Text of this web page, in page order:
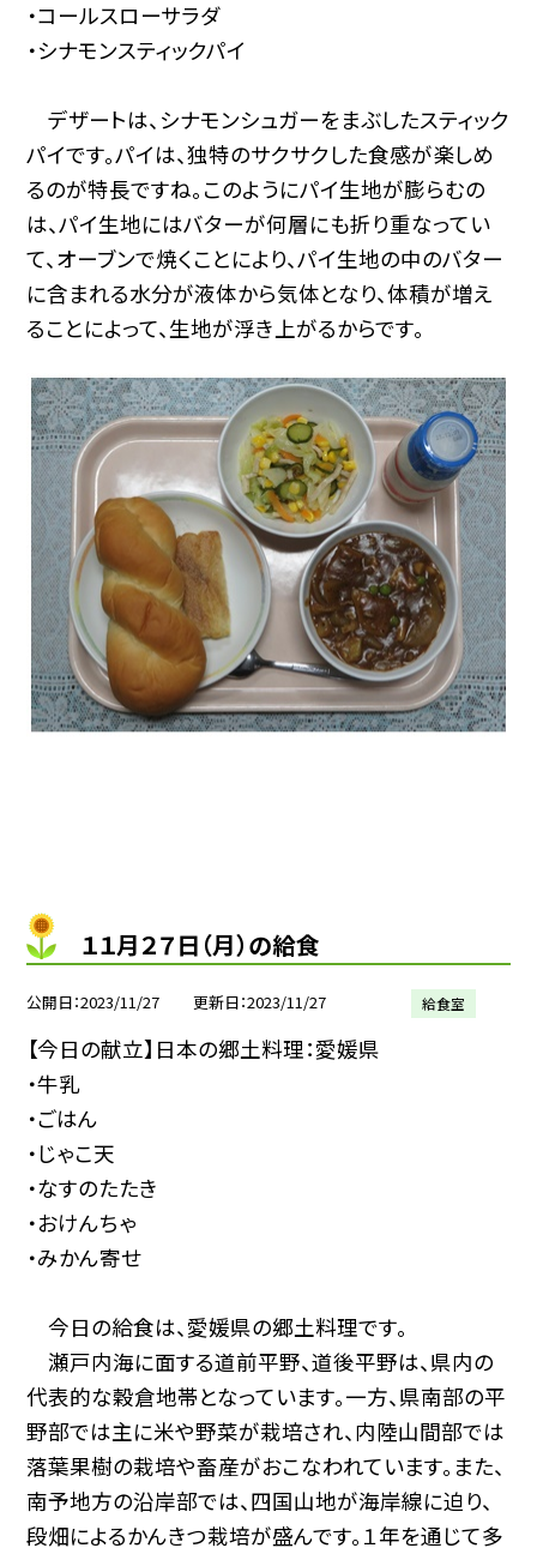
・コールスローサラダ
・シナモンスティックパイ
デザートは、シナモンシュガーをまぶしたスティック
パイです。パイは、独特のサクサクした食感が楽しめ
るのが特長ですね。このようにパイ生地が膨らむの
は、パイ生地にはバターが何層にも折り重なってい
て、オーブンで焼くことにより、パイ生地の中のバター
に含まれる水分が液体から気体となり、体積が増え
ることによって、生地が浮き上がるからです。
１１月２７日（月）の給食
公開日 2023/11/27 更新日 2023/11/27 給食室
【今日の献立】日本の郷土料理：愛媛県
・牛乳
・ごはん
・じゃこ天
・なすのたたき
・おけんちゃ
・みかん寄せ
今日の給食は、愛媛県の郷土料理です。
瀬戸内海に面する道前平野、道後平野は、県内の
代表的な穀倉地帯となっています。一方、県南部の平
野部では主に米や野菜が栽培され、内陸山間部では
落葉果樹の栽培や畜産がおこなわれています。また、
南予地方の沿岸部では、四国山地が海岸線に迫り、
段畑によるかんきつ栽培が盛んです。１年を通じて多